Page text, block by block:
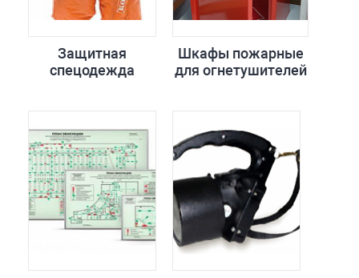
Защитная
спецодежда
Шкафы пожарные
для огнетушителей